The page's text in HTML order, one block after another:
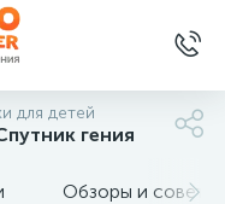
для детей
гения
Обзоры и советы